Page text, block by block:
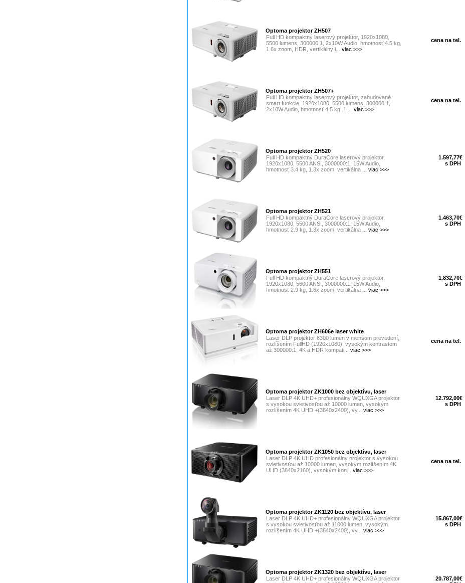
Optoma projektor ZH507
Full HD kompaktný laserový projektor, 1920x1080,
5500 lumens, 300000:1, 2x10W Audio, hmotnosť 4.5 kg,
1.6x zoom, HDR, vertikálny l... viac >>>
cena na tel.
Optoma projektor ZH507+
Full HD kompaktný laserový projektor, zabudované
smart funkcie, 1920x1080, 5500 lumens, 300000:1,
2x10W Audio, hmotnosť 4.5 kg, 1.... viac >>>
cena na tel.
Optoma projektor ZH520
Full HD kompaktný DuraCore laserový projektor,
1920x1080, 5500 ANSI, 3000000:1, 15W Audio,
hmotnosť 3.4 kg, 1.3x zoom, vertikálna ... viac >>>
1.597,77€
s DPH
Optoma projektor ZH521
Full HD kompaktný DuraCore laserový projektor,
1920x1080, 5500 ANSI, 3000000:1, 15W Audio,
hmotnosť 2.9 kg, 1.3x zoom, vertikálna ... viac >>>
1.463,70€
s DPH
Optoma projektor ZH551
Full HD kompaktný DuraCore laserový projektor,
1920x1080, 5600 ANSI, 3000000:1, 15W Audio,
hmotnosť 2.9 kg, 1.6x zoom, vertikálna ... viac >>>
1.832,70€
s DPH
Optoma projektor ZH606e laser white
Laser DLP projektor 6300 lumen v menšom prevedení,
rozlíšením FullHD (1920x1080), vysokým kontrastom
až 300000:1, 4K a HDR kompati... viac >>>
cena na tel.
Optoma projektor ZK1000 bez objektívu, laser
Laser DLP 4K UHD+ profesionálny WQUXGA projektor
s vysokou svietivosťou až 10000 lumen, vysokým
rozlíšením 4K UHD +(3840x2400), vy... viac >>>
12.792,00€
s DPH
Optoma projektor ZK1050 bez objektívu, laser
Laser DLP 4K UHD profesionálny projektor s vysokou
svietivosťou až 10000 lumen, vysokým rozlíšením 4K
UHD (3840x2160), vysokým kon... viac >>>
cena na tel.
Optoma projektor ZK1120 bez objektívu, laser
Laser DLP 4K UHD+ profesionálny WQUXGA projektor
s vysokou svietivosťou až 11000 lumen, vysokým
rozlíšením 4K UHD +(3840x2400), vy... viac >>>
15.867,00€
s DPH
Optoma projektor ZK1320 bez objektívu, laser
Laser DLP 4K UHD+ profesionálny WQUXGA projektor
20.787,00€